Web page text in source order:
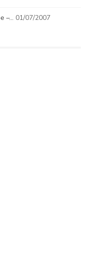
–… 01/07/2007